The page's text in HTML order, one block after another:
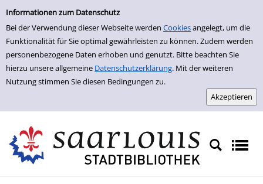
Einfache Suche
Informationen zum Datenschutz
Bei der Verwendung dieser Webseite werden Cookiesangelegt, um die
Funktionalität für Sie optimal gewährleisten zu können. Zudem werden
personenbezogene Daten erhoben und genutzt. Bitte beachten Sie
hierzu unsere allgemeine Datenschutzerklärung. Mit der weiteren
Nutzung stimmen Sie diesen Bedingungen zu.
Zur Detailanzeige springen